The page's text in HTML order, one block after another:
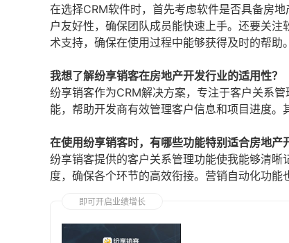
在选择CRM软件时，首先考虑软件是否具备房
户友好性，确保团队成员能快速上手。还要关
术支持，确保在使用过程中能够获得及时的帮助。
我想了解纷享销客在房地产开发行业的适用性？
纷享销客作为CRM解决方案，专注于客户关系
能，帮助开发商有效管理客户信息和项目进度。
在使用纷享销客时，有哪些功能特别适合房地产
纷享销客提供的客户关系管理功能使我能够清
度，确保各个环节的高效衔接。营销自动化功能
即可开启业绩增长